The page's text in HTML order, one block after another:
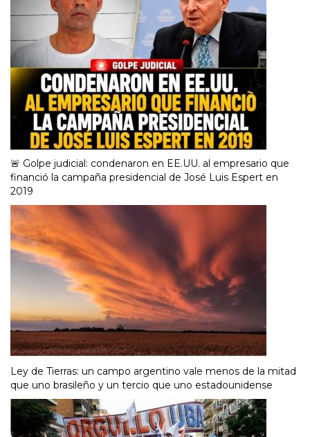
🚨 Golpe judicial: condenaron en EE.UU. al empresario que
financió la campaña presidencial de José Luis Espert en
2019
Ley de Tierras: un campo argentino vale menos de la mitad
que uno brasileño y un tercio que uno estadounidense